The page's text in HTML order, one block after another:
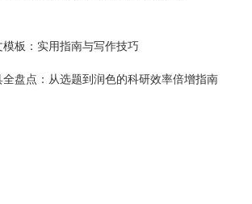
板：实用指南与写作技巧
盘点：从选题到润色的科研效率倍增指南